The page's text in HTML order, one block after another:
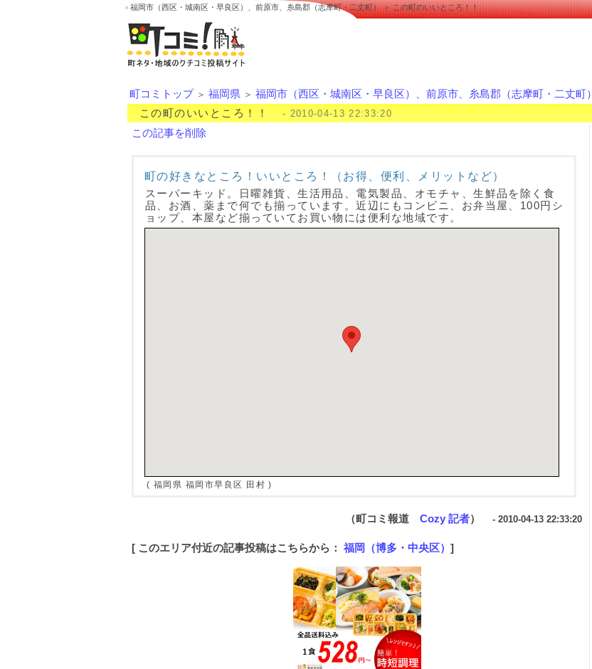
福岡市（西区・城南区・早良区）、前原市、糸島郡（志摩町・二丈町） ＞ この町のいいところ！！
町コミトップ ＞ 福岡県 ＞ 福岡市（西区・城南区・早良区）、前原市、糸島郡（志摩町・二丈町）
この町のいいところ！！ - 2010-04-13 22:33:20
この記事を削除
町の好きなところ！いいところ！（お得、便利、メリットなど）
スーパーキッド。日曜雑貨、生活用品、電気製品、オモチャ、生鮮品を除く食
品、お酒、薬まで何でも揃っています。近辺にもコンビニ、お弁当屋、100円シ
ョップ、本屋など揃っていてお買い物には便利な地域です。
( 福岡県 福岡市早良区 田村 )
（町コミ報道 Cozy 記者） - 2010-04-13 22:33:20
[ このエリア付近の記事投稿はこちらから： 福岡（博多・中央区） ]